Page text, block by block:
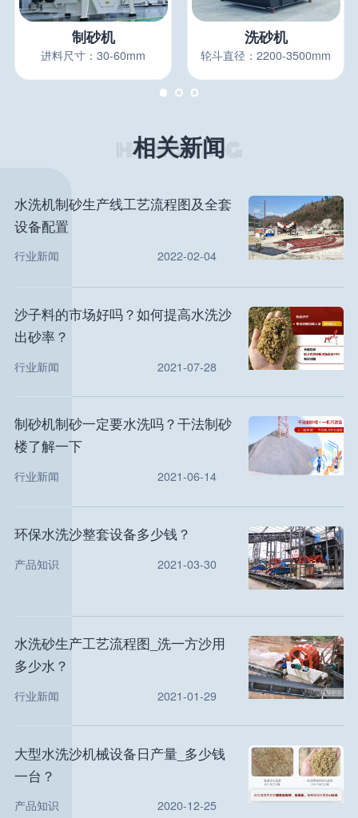
制砂机
进料尺寸：30-60mm
洗砂机
轮斗直径：2200-3500mm
相关新闻
水洗机制砂生产线工艺流程图及全套
设备配置
行业新闻 2022-02-04
沙子料的市场好吗？如何提高水洗沙
出砂率？
行业新闻 2021-07-28
制砂机制砂一定要水洗吗？干法制砂
楼了解一下
行业新闻 2021-06-14
环保水洗沙整套设备多少钱？
产品知识 2021-03-30
水洗砂生产工艺流程图_洗一方沙用
多少水？
行业新闻 2021-01-29
大型水洗沙机械设备日产量_多少钱
一台？
产品知识 2020-12-25